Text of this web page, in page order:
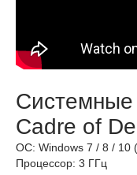
Системные
Cadre of
ОС: Windows 7 / 8 / 10
Процессор: 3 ГГц